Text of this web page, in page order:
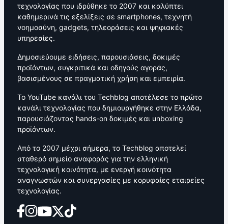
τεχνολογίας που ιδρύθηκε το 2007 και καλύπτει
καθημερινά τις εξελίξεις σε smartphones, τεχνητή
νοημοσύνη, gadgets, τηλεοράσεις και ψηφιακές
υπηρεσίες.
Δημοσιεύουμε ειδήσεις, παρουσιάσεις, δοκιμές
προϊόντων, συγκριτικά και οδηγούς αγοράς,
βασισμένους σε πραγματική χρήση και εμπειρία.
Το YouTube κανάλι του Techblog αποτέλεσε το πρώτο
κανάλι τεχνολογίας που δημιουργήθηκε στην Ελλάδα,
παρουσιάζοντας hands-on δοκιμές και unboxing
προϊόντων.
Από το 2007 μέχρι σήμερα, το Techblog αποτελεί
σταθερό σημείο αναφοράς για την ελληνική
τεχνολογική κοινότητα, με ενεργή κοινότητα
αναγνωστών και συνεργασίες με κορυφαίες εταιρείες
τεχνολογίας.